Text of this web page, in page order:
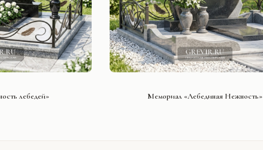
лебедей» Мемориал «Лебединая Нежность»